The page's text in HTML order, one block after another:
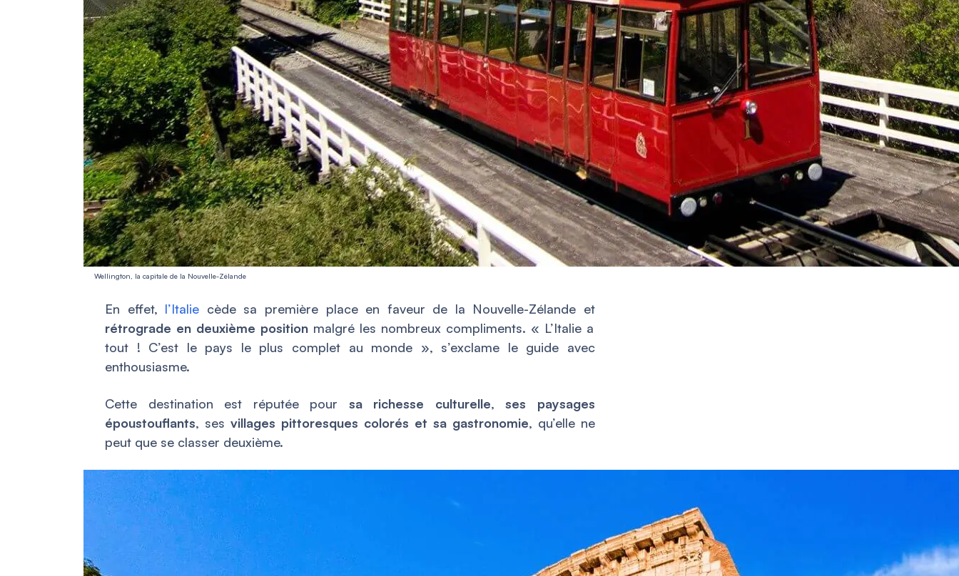
Wellington, la capitale de la Nouvelle-Zélande
En effet, l’Italie cède sa première place en faveur de la Nouvelle-Zélande et
rétrograde en deuxième position malgré les nombreux compliments. « L’Italie a
tout ! C’est le pays le plus complet au monde », s’exclame le guide avec
enthousiasme.
Cette destination est réputée pour sa richesse culturelle, ses paysages
époustouflants, ses villages pittoresques colorés et sa gastronomie, qu’elle ne
peut que se classer deuxième.